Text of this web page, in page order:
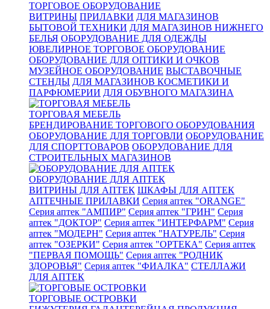
ТОРГОВОЕ ОБОРУДОВАНИЕ
ВИТРИНЫ ПРИЛАВКИ ДЛЯ МАГАЗИНОВ
БЫТОВОЙ ТЕХНИКИ ДЛЯ МАГАЗИНОВ НИЖНЕГО
БЕЛЬЯ ОБОРУДОВАНИЕ ДЛЯ ОДЕЖДЫ
ЮВЕЛИРНОЕ ТОРГОВОЕ ОБОРУДОВАНИЕ
ОБОРУДОВАНИЕ ДЛЯ ОПТИКИ И ОЧКОВ
МУЗЕЙНОЕ ОБОРУДОВАНИЕ ВЫСТАВОЧНЫЕ
СТЕНДЫ ДЛЯ МАГАЗИНОВ КОСМЕТИКИ И
ПАРФЮМЕРИИ ДЛЯ ОБУВНОГО МАГАЗИНА
ТОРГОВАЯ МЕБЕЛЬ
БРЕНДИРОВАНИЕ ТОРГОВОГО ОБОРУДОВАНИЯ
ОБОРУДОВАНИЕ ДЛЯ ТОРГОВЛИ ОБОРУДОВАНИЕ
ДЛЯ СПОРТТОВАРОВ ОБОРУДОВАНИЕ ДЛЯ
СТРОИТЕЛЬНЫХ МАГАЗИНОВ
ОБОРУДОВАНИЕ ДЛЯ АПТЕК
ВИТРИНЫ ДЛЯ АПТЕК ШКАФЫ ДЛЯ АПТЕК
АПТЕЧНЫЕ ПРИЛАВКИ Серия аптек "ORANGE"
Серия аптек "АМПИР" Серия аптек "ГРИН" Серия
аптек "ДОКТОР" Серия аптек "ИНТЕРФАРМ" Серия
аптек "МОДЕРН" Серия аптек "НАТУРЕЛЬ" Серия
аптек "ОЗЕРКИ" Серия аптек "ОРТЕКА" Серия аптек
"ПЕРВАЯ ПОМОЩЬ" Серия аптек "РОДНИК
ЗДОРОВЬЯ" Серия аптек "ФИАЛКА" СТЕЛЛАЖИ
ДЛЯ АПТЕК
ТОРГОВЫЕ ОСТРОВКИ